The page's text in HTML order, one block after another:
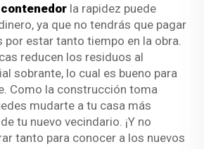
la rapidez puede
ya que no tendrás que pagar
estar tanto tiempo en la obra.
reducen los residuos al
sobrante, lo cual es bueno para
Como la construcción toma
mudarte a tu casa más
tu nuevo vecindario. ¡Y no
tanto para conocer a los nuevos